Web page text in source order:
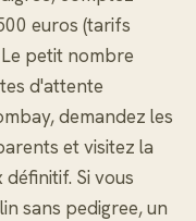
euros (tarifs
petit nombre
d'attente
demandez les
et visitez la
Si vous
sans pedigree, un